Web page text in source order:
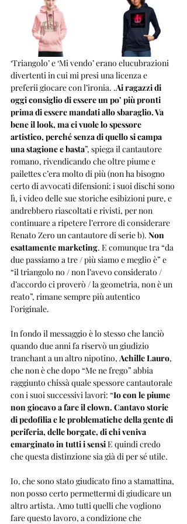
‘Triangolo’ e ‘Mi vendo’ erano elucubrazioni
divertenti in cui mi presi una licenza e
preferii giocare con l’ironia. .Ai ragazzi di
oggi consiglio di essere un po’ più pronti
prima di essere mandati allo sbaraglio. Va
bene il look, ma ci vuole lo spessore
artistico, perché senza di quello si campa
una stagione e basta”, spiega il cantautore
romano, rivendicando che oltre piume e
pailettes c’era molto di più (non ha bisogno
certo di avvocati difensioni: i suoi dischi sono
lì, i video delle sue storiche esibizioni pure, e
andrebbero riascoltati e rivisti, per non
continuare a ripetere l’errore di considerare
Renato Zero un cantautore di serie b). Non
esattamente marketing. E comunque tra “da
due passiamo a tre / più siamo e meglio è” e
“il triangolo no / non l’avevo considerato /
d’accordo ci proverò / la geometria, non è un
reato”, rimane sempre più autentico
l’originale.
In fondo il messaggio è lo stesso che lanciò
quando due anni fa riservò un giudizio
tranchant a un altro nipotino, Achille Lauro,
che non è che dopo “Me ne frego” abbia
raggiunto chissà quale spessore cantautorale
con i suoi successivi lavori: “Io con le piume
non giocavo a fare il clown. Cantavo storie
di pedofilia e le problematiche della gente di
periferia, delle borgate, di chi veniva
emarginato in tutti i sensi E quindi credo
che questa distinzione sia già di per sé utile.
Io, che sono stato giudicato fino a stamattina,
non posso certo permettermi di giudicare un
altro artista. Amo tutti quelli che vogliono
fare questo lavoro, a condizione che